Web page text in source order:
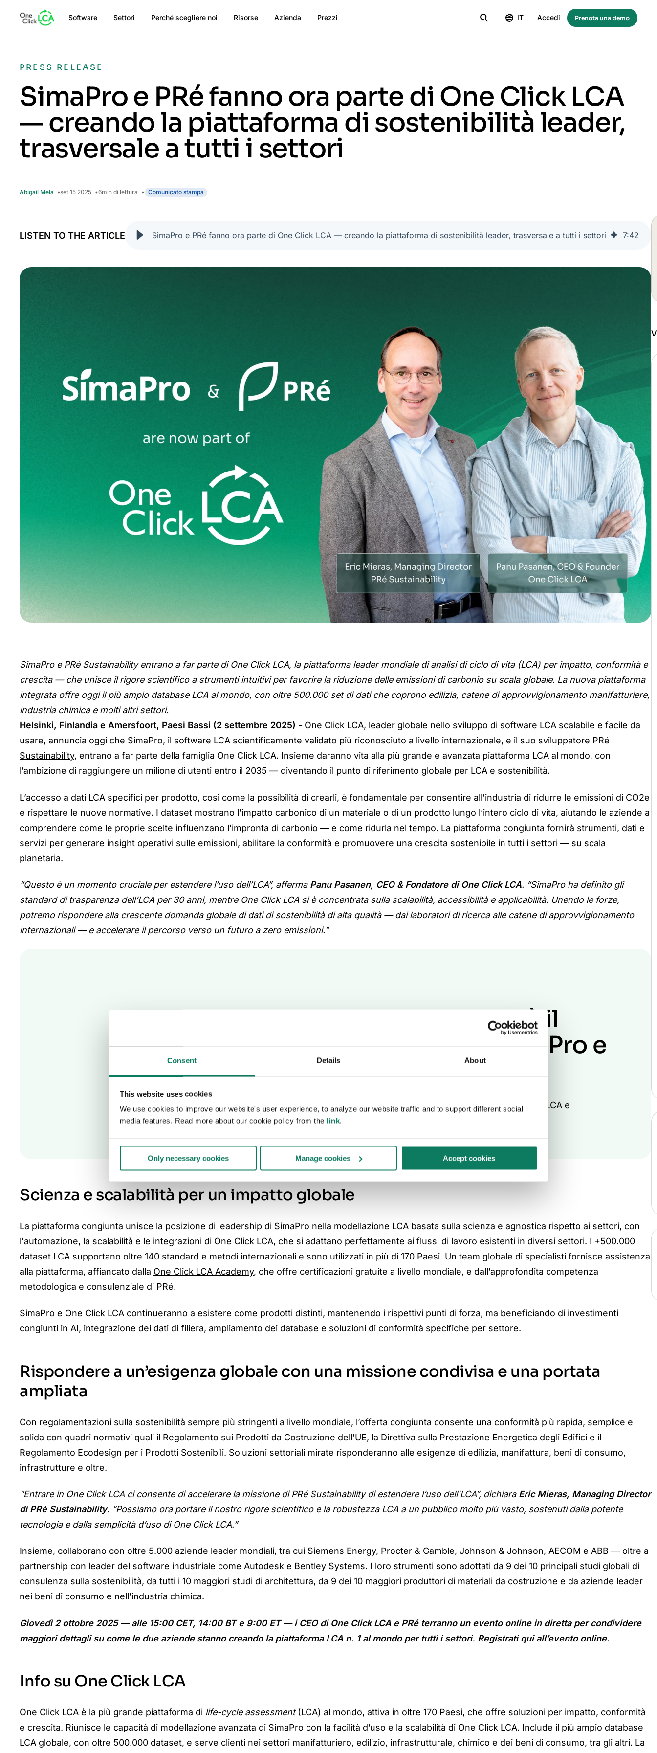
Consent Details About
This website uses cookies
We use cookies to improve our website's user experience, to analyze our website traffic and to support different social
media features. Read more about our cookie policy from the link.
Only necessary cookies Manage cookies Accept cookies
Software Settori Perché scegliere noi Risorse Azienda Prezzi IT Accedi Prenota una demo
PRESS RELEASE
SimaPro e PRé fanno ora parte di One Click LCA
— creando la piattaforma di sostenibilità leader,
trasversale a tutti i settori
Abigail Mela set 15 2025 6min di lettura Comunicato stampa
LISTEN TO THE ARTICLE SimaPro e PRé fanno ora parte di One Click LCA — creando la piattaforma di sostenibilità leader, trasversale a tutti i settori 7:42
SimaPro e PRé Sustainability entrano a far parte di One Click LCA, la piattaforma leader mondiale di analisi di ciclo di vita (LCA) per impatto, conformità e
crescita — che unisce il rigore scientifico a strumenti intuitivi per favorire la riduzione delle emissioni di carbonio su scala globale. La nuova piattaforma
integrata offre oggi il più ampio database LCA al mondo, con oltre 500.000 set di dati che coprono edilizia, catene di approvvigionamento manifatturiere,
industria chimica e molti altri settori.
Helsinki, Finlandia e Amersfoort, Paesi Bassi (2 settembre 2025) - One Click LCA, leader globale nello sviluppo di software LCA scalabile e facile da
usare, annuncia oggi che SimaPro, il software LCA scientificamente validato più riconosciuto a livello internazionale, e il suo sviluppatore PRé
Sustainability, entrano a far parte della famiglia One Click LCA. Insieme daranno vita alla più grande e avanzata piattaforma LCA al mondo, con
l’ambizione di raggiungere un milione di utenti entro il 2035 — diventando il punto di riferimento globale per LCA e sostenibilità.
L’accesso a dati LCA specifici per prodotto, così come la possibilità di crearli, è fondamentale per consentire all’industria di ridurre le emissioni di CO2e
e rispettare le nuove normative. I dataset mostrano l’impatto carbonico di un materiale o di un prodotto lungo l’intero ciclo di vita, aiutando le aziende a
comprendere come le proprie scelte influenzano l’impronta di carbonio — e come ridurla nel tempo. La piattaforma congiunta fornirà strumenti, dati e
servizi per generare insight operativi sulle emissioni, abilitare la conformità e promuovere una crescita sostenibile in tutti i settori — su scala
planetaria.
“Questo è un momento cruciale per estendere l’uso dell’LCA”, afferma Panu Pasanen, CEO & Fondatore di One Click LCA. “SimaPro ha definito gli
standard di trasparenza dell’LCA per 30 anni, mentre One Click LCA si è concentrata sulla scalabilità, accessibilità e applicabilità. Unendo le forze,
potremo rispondere alla crescente domanda globale di dati di sostenibilità di alta qualità — dai laboratori di ricerca alle catene di approvvigionamento
internazionali — e accelerare il percorso verso un futuro a zero emissioni.”
One Click LCA dà il
benvenuto a SimaPro e
Insieme offrono ora una soluzione completa per LCA e
Scienza e scalabilità per un impatto globale
La piattaforma congiunta unisce la posizione di leadership di SimaPro nella modellazione LCA basata sulla scienza e agnostica rispetto ai settori, con
l'automazione, la scalabilità e le integrazioni di One Click LCA, che si adattano perfettamente ai flussi di lavoro esistenti in diversi settori. I +500.000
dataset LCA supportano oltre 140 standard e metodi internazionali e sono utilizzati in più di 170 Paesi. Un team globale di specialisti fornisce assistenza
alla piattaforma, affiancato dalla One Click LCA Academy, che offre certificazioni gratuite a livello mondiale, e dall’approfondita competenza
metodologica e consulenziale di PRé.
SimaPro e One Click LCA continueranno a esistere come prodotti distinti, mantenendo i rispettivi punti di forza, ma beneficiando di investimenti
congiunti in AI, integrazione dei dati di filiera, ampliamento dei database e soluzioni di conformità specifiche per settore.
Rispondere a un’esigenza globale con una missione condivisa e una portata
ampliata
Con regolamentazioni sulla sostenibilità sempre più stringenti a livello mondiale, l’offerta congiunta consente una conformità più rapida, semplice e
solida con quadri normativi quali il Regolamento sui Prodotti da Costruzione dell’UE, la Direttiva sulla Prestazione Energetica degli Edifici e il
Regolamento Ecodesign per i Prodotti Sostenibili. Soluzioni settoriali mirate risponderanno alle esigenze di edilizia, manifattura, beni di consumo,
infrastrutture e oltre.
“Entrare in One Click LCA ci consente di accelerare la missione di PRé Sustainability di estendere l’uso dell’LCA”, dichiara Eric Mieras, Managing Director
di PRé Sustainability. “Possiamo ora portare il nostro rigore scientifico e la robustezza LCA a un pubblico molto più vasto, sostenuti dalla potente
tecnologia e dalla semplicità d’uso di One Click LCA.”
Insieme, collaborano con oltre 5.000 aziende leader mondiali, tra cui Siemens Energy, Procter & Gamble, Johnson & Johnson, AECOM e ABB — oltre a
partnership con leader del software industriale come Autodesk e Bentley Systems. I loro strumenti sono adottati da 9 dei 10 principali studi globali di
consulenza sulla sostenibilità, da tutti i 10 maggiori studi di architettura, da 9 dei 10 maggiori produttori di materiali da costruzione e da aziende leader
nei beni di consumo e nell’industria chimica.
Giovedì 2 ottobre 2025 — alle 15:00 CET, 14:00 BT e 9:00 ET — i CEO di One Click LCA e PRé terranno un evento online in diretta per condividere
maggiori dettagli su come le due aziende stanno creando la piattaforma LCA n. 1 al mondo per tutti i settori. Registrati qui all’evento online.
Info su One Click LCA
One Click LCA è la più grande piattaforma di life-cycle assessment(LCA) al mondo, attiva in oltre 170 Paesi, che offre soluzioni per impatto, conformità
e crescita. Riunisce le capacità di modellazione avanzata di SimaPro con la facilità d’uso e la scalabilità di One Click LCA. Include il più ampio database
LCA globale, con oltre 500.000 dataset, e serve clienti nei settori manifatturiero, edilizio, infrastrutturale, chimico e dei beni di consumo, tra gli altri. La